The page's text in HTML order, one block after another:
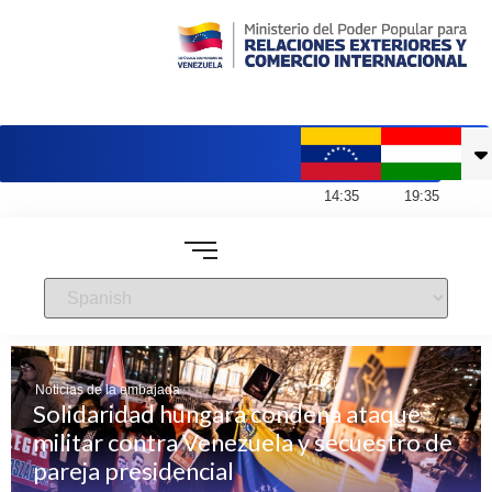
14:35 19:35
Noticias de la embajada
Solidaridad húngara condena ataque
militar contra Venezuela y secuestro de
pareja presidencial
Noticias de la embajada